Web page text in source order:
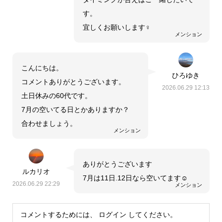
メンション
す。
宜しくお願いします‍♀️
ひろゆき
2026.06.29 12:13
メンション
こんにちは。
コメントありがとうございます。
土日休みの60代です。
7月の空いてる日とかありますか？
合わせましょう。
ルカリオ
2026.06.29 22:29 メンション
ありがとうございます
7月は11日.12日なら空いてます☺️
コメントするためには、 ログイン してください。